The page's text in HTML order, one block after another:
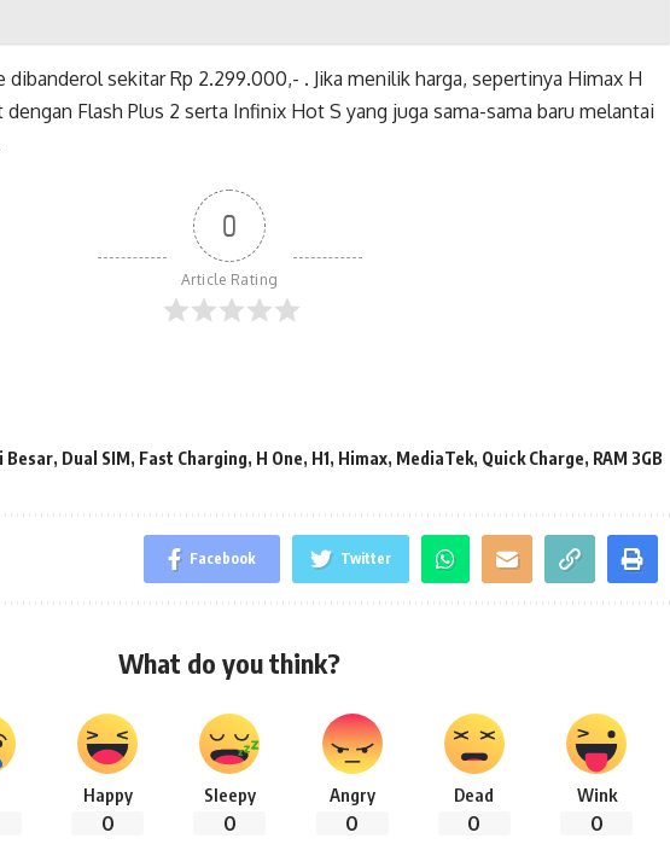
dibanderol sekitar Rp 2.299.000,- . Jika menilik harga, sepertinya Himax H
Flash Plus 2 serta Infinix Hot S yang juga sama-sama baru melantai
0
Article Rating
Besar, Dual SIM, Fast Charging, H One, H1, Himax, MediaTek, Quick Charge, RAM 3GB
Facebook Twitter
What do you think?
Happy
0
Sleepy
0
Angry
0
Dead
0
Wink
0